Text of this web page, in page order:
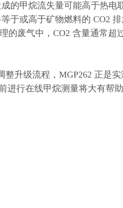
的甲烷流失量可能高于热电
于或高于矿物燃料的 CO2
的废气中，CO2 含量通常超
升级流程，MGP262 正是
进行在线甲烷测量将大有帮